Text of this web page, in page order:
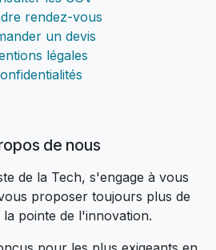
rendez-vous
un devis
légales
de nous
de la Tech, s'engage à vous
proposer toujours plus de
pointe de l'innovation.